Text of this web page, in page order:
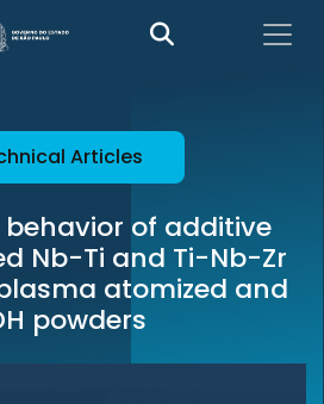
Articles
of additive
Nb-Ti and Ti-Nb-Zr
atomized and
powders